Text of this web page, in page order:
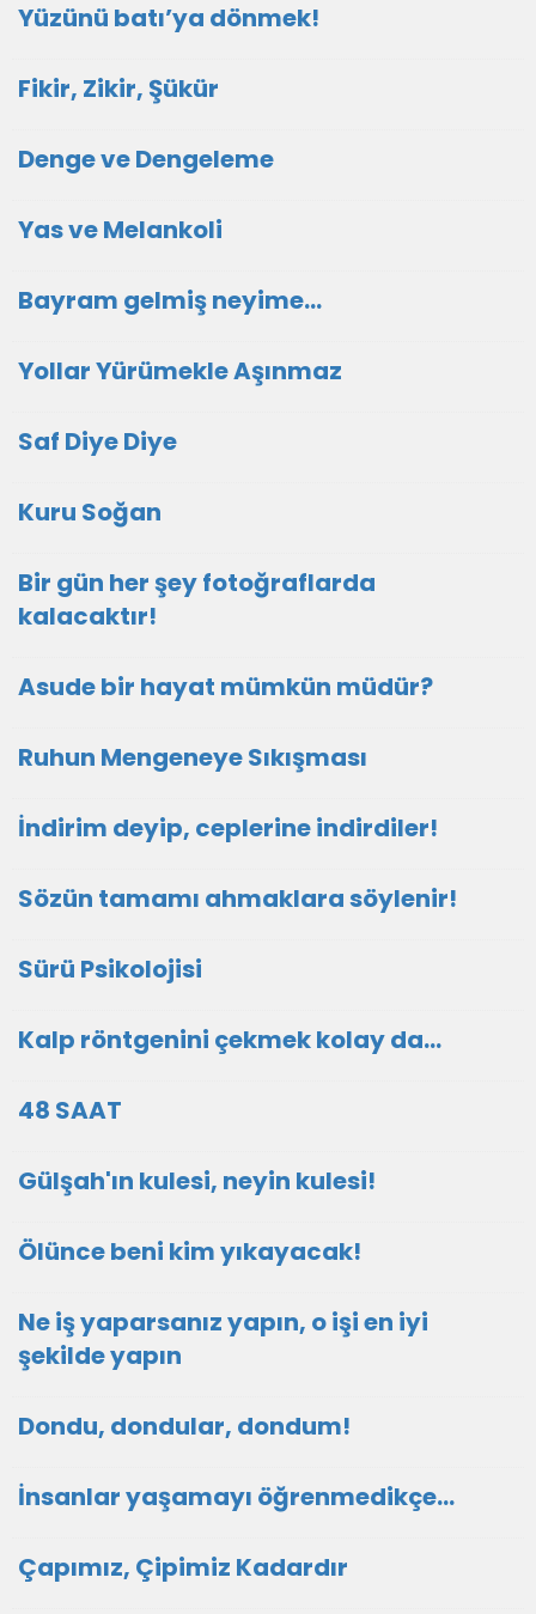
Yüzünü batı’ya dönmek!
Fikir, Zikir, Şükür
Denge ve Dengeleme
Yas ve Melankoli
Bayram gelmiş neyime...
Yollar Yürümekle Aşınmaz
Saf Diye Diye
Kuru Soğan
Bir gün her şey fotoğraflarda
kalacaktır!
Asude bir hayat mümkün müdür?
Ruhun Mengeneye Sıkışması
İndirim deyip, ceplerine indirdiler!
Sözün tamamı ahmaklara söylenir!
Sürü Psikolojisi
Kalp röntgenini çekmek kolay da...
48 SAAT
Gülşah'ın kulesi, neyin kulesi!
Ölünce beni kim yıkayacak!
Ne iş yaparsanız yapın, o işi en iyi
şekilde yapın
Dondu, dondular, dondum!
İnsanlar yaşamayı öğrenmedikçe...
Çapımız, Çipimiz Kadardır